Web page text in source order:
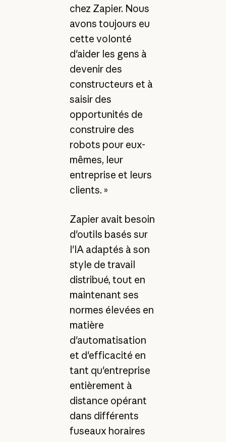
chez Zapier. Nous
avons toujours eu
cette volonté
d'aider les gens à
devenir des
constructeurs et à
saisir des
opportunités de
construire des
robots pour eux-
mêmes, leur
entreprise et leurs
clients. »
Zapier avait besoin
d'outils basés sur
l'IA adaptés à son
style de travail
distribué, tout en
maintenant ses
normes élevées en
matière
d'automatisation
et d'efficacité en
tant qu'entreprise
entièrement à
distance opérant
dans différents
fuseaux horaires